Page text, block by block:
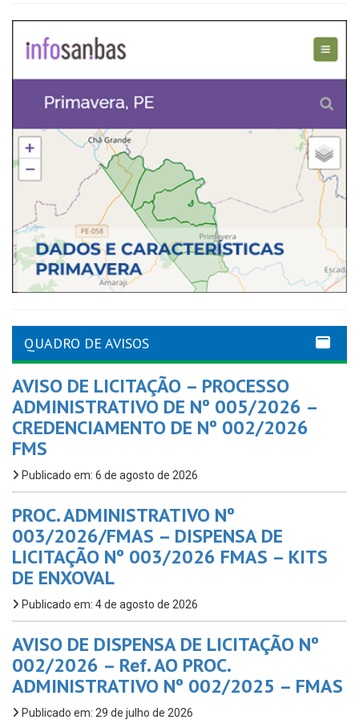
QUADRO DE AVISOS
AVISO DE LICITAÇÃO – PROCESSO
ADMINISTRATIVO DE Nº 005/2026 –
CREDENCIAMENTO DE Nº 002/2026
FMS
Publicado em: 6 de agosto de 2026
PROC. ADMINISTRATIVO Nº
003/2026/FMAS – DISPENSA DE
LICITAÇÃO Nº 003/2026 FMAS – KITS
DE ENXOVAL
Publicado em: 4 de agosto de 2026
AVISO DE DISPENSA DE LICITAÇÃO Nº
002/2026 – Ref. AO PROC.
ADMINISTRATIVO Nº 002/2025 – FMAS
Publicado em: 29 de julho de 2026